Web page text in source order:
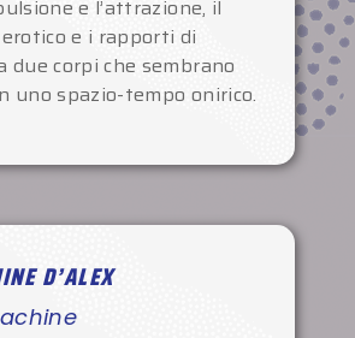
e l’attrazione, il
e i rapporti di
due corpi che sembrano
uno spazio-tempo onirico.
D’ALEX